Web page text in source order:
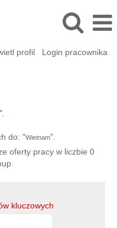
profil Login pracownika
do: "Wietnam".
oferty pracy w liczbie 0
kluczowych